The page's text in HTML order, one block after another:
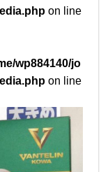
on line
wp884140/jo
on line